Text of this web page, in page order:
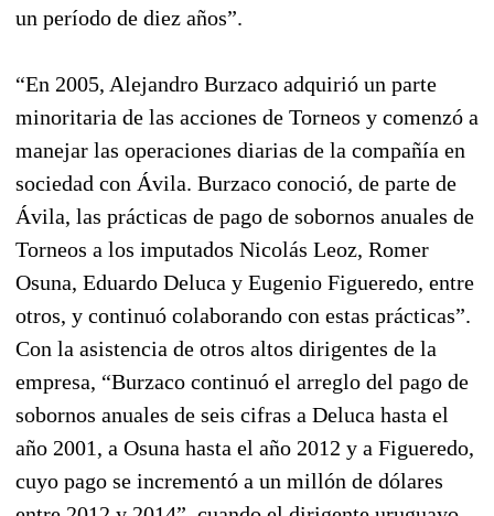
un período de diez años”.
“En 2005, Alejandro Burzaco adquirió un parte
minoritaria de las acciones de Torneos y comenzó a
manejar las operaciones diarias de la compañía en
sociedad con Ávila. Burzaco conoció, de parte de
Ávila, las prácticas de pago de sobornos anuales de
Torneos a los imputados Nicolás Leoz, Romer
Osuna, Eduardo Deluca y Eugenio Figueredo, entre
otros, y continuó colaborando con estas prácticas”.
Con la asistencia de otros altos dirigentes de la
empresa, “Burzaco continuó el arreglo del pago de
sobornos anuales de seis cifras a Deluca hasta el
año 2001, a Osuna hasta el año 2012 y a Figueredo,
cuyo pago se incrementó a un millón de dólares